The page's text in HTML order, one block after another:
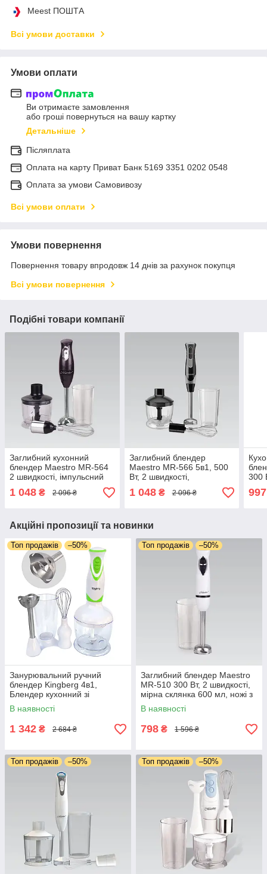
Meest ПОШТА
Всі умови доставки
Умови оплати
Ви отримаєте замовлення
або гроші повернуться на вашу картку
Детальніше
Післяплата
Оплата на карту Приват Банк 5169 3351 0202 0548
Оплата за умови Самовивозу
Всі умови оплати
Умови повернення
Повернення товару впродовж 14 днів за рахунок покупця
Всі умови повернення
Подібні товари компанії
Заглибний кухонний
блендер Maestro MR-564
2 швидкості, імпульсний
склянка 600 мл,
1 048 ₴ 2 096 ₴
Заглибний блендер
Maestro MR-566 5в1, 500
Вт, 2 швидкості,
імпульсний режим, мірна
склянка 600 мл,
1 048₴ 2 096 ₴
300
997
Акційні пропозиції та новинки
Топ продажів –50%
Занурювальний ручний
блендер Kingberg 4в1,
Блендер кухонний зі
склянкою 600W 2 швидкості
В наявності
1 342 ₴ 2 684 ₴
Топ продажів –50%
Заглибний блендер Maestro
MR-510 300 Вт, 2 швидкості,
мірна склянка 600 мл, ножі з
неіржавкої сталі, кухонний
блендер для дому
В наявності
798 ₴ 1 596 ₴
Топ продажів –50% Топ продажів –50%